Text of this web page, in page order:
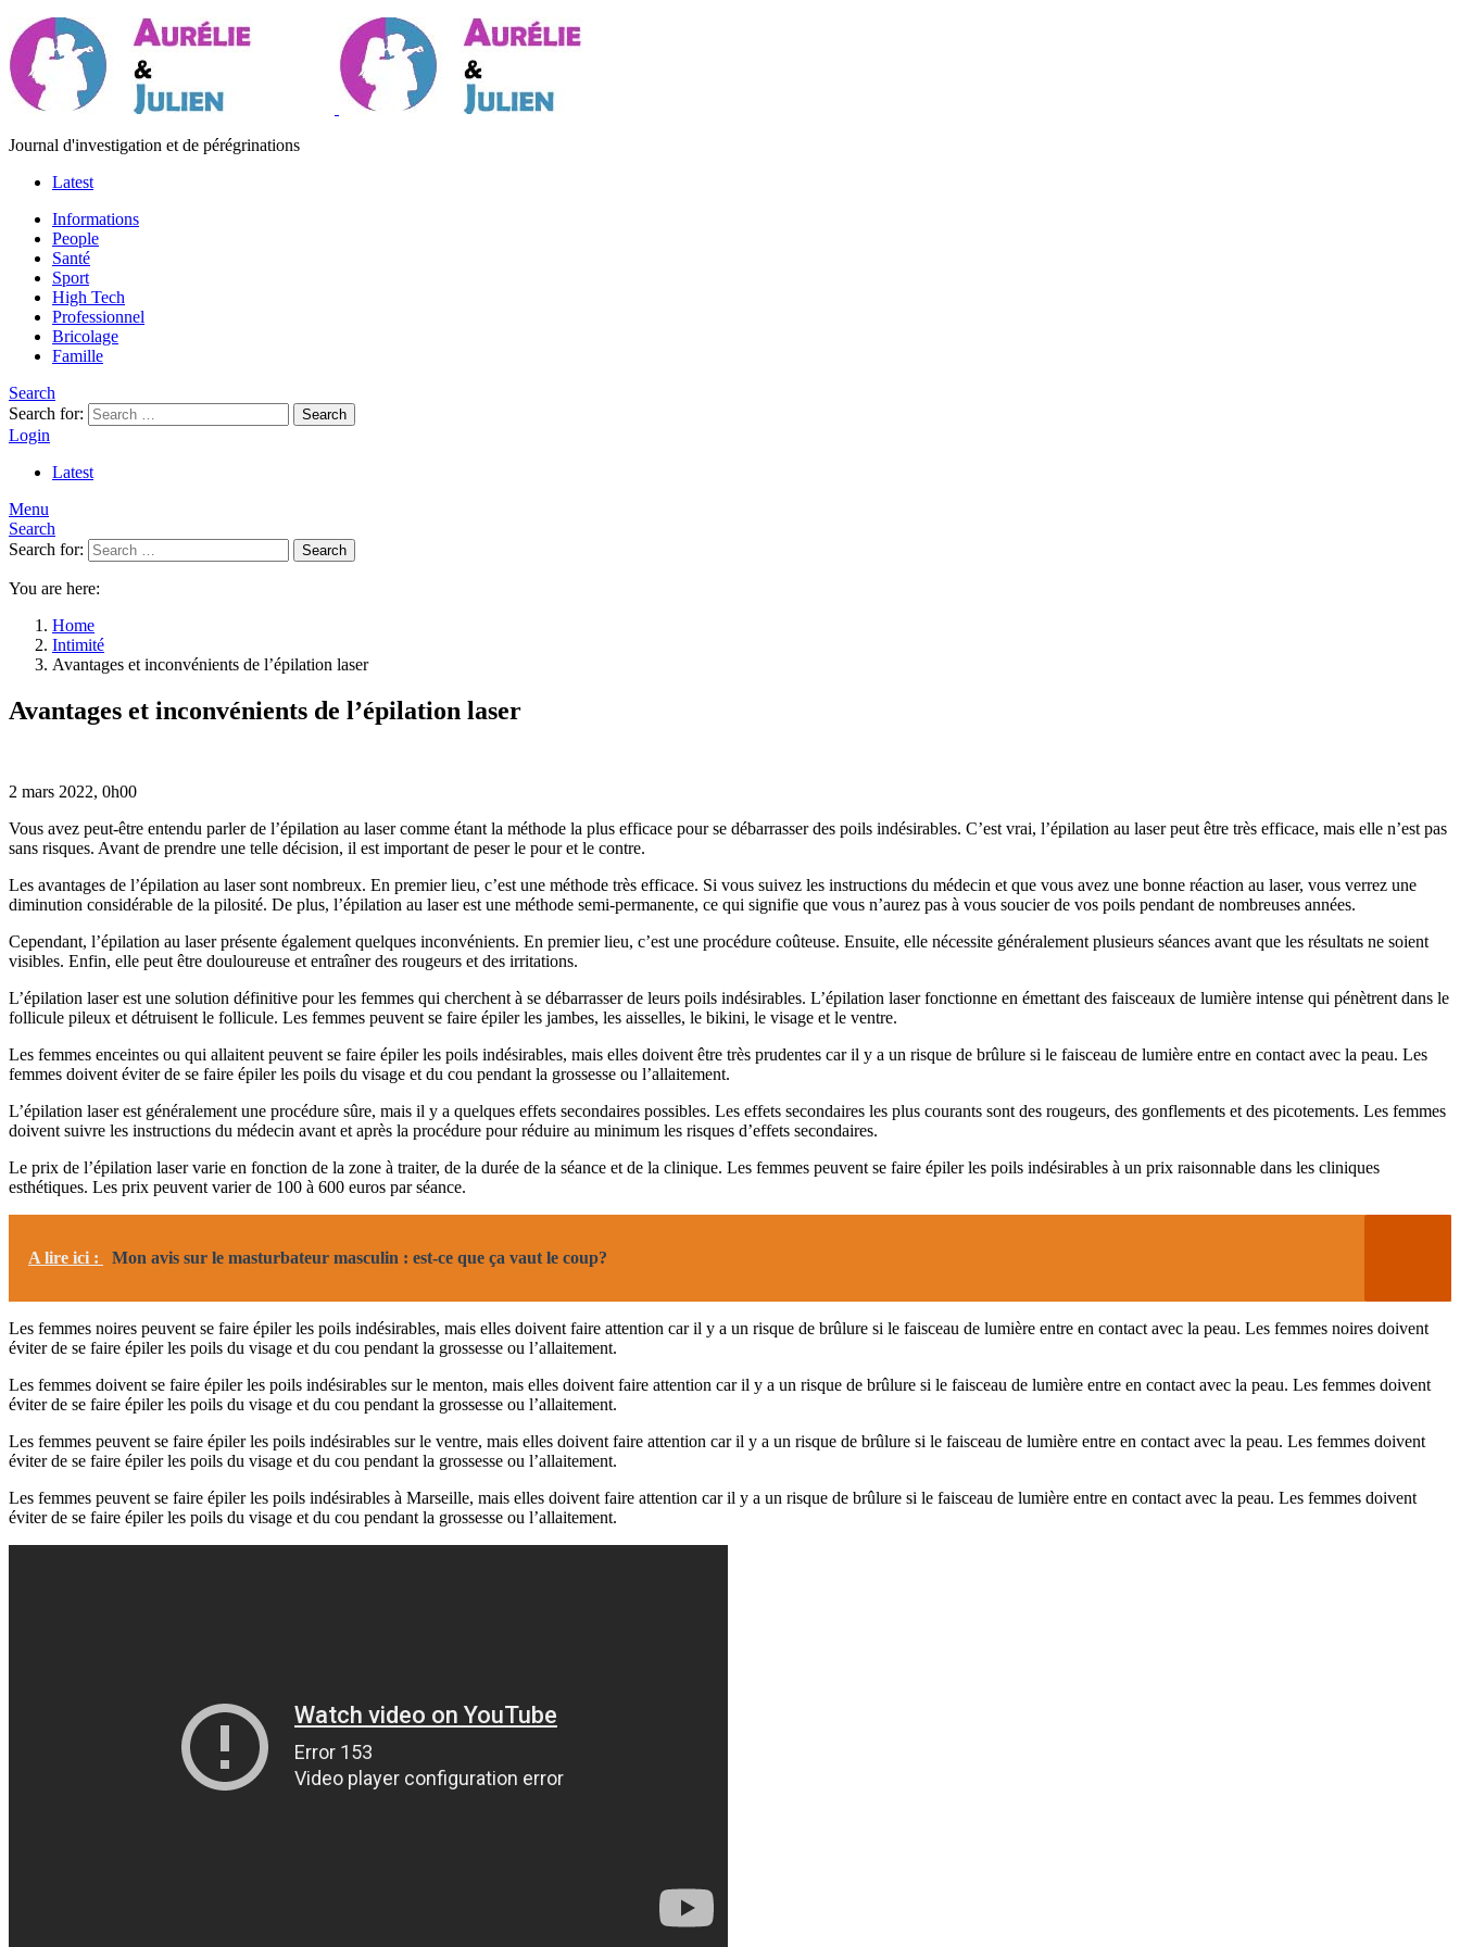
Journal d'investigation et de pérégrinations
Latest
Informations
People
Santé
Sport
High Tech
Professionnel
Bricolage
Famille
Search
Search for:
Search
Login
Latest
Menu
Search
Search for:
Search
You are here:
Home
Intimité
Avantages et inconvénients de l’épilation laser
Avantages et inconvénients de l’épilation laser
2 mars 2022, 0h00
Vous avez peut-être entendu parler de l’épilation au laser comme étant la méthode la plus efficace pour se débarrasser des poils indésirables. C’est vrai, l’épilation au laser peut être très efficace, mais elle n’est pas
sans risques. Avant de prendre une telle décision, il est important de peser le pour et le contre.
Les avantages de l’épilation au laser sont nombreux. En premier lieu, c’est une méthode très efficace. Si vous suivez les instructions du médecin et que vous avez une bonne réaction au laser, vous verrez une
diminution considérable de la pilosité. De plus, l’épilation au laser est une méthode semi-permanente, ce qui signifie que vous n’aurez pas à vous soucier de vos poils pendant de nombreuses années.
Cependant, l’épilation au laser présente également quelques inconvénients. En premier lieu, c’est une procédure coûteuse. Ensuite, elle nécessite généralement plusieurs séances avant que les résultats ne soient
visibles. Enfin, elle peut être douloureuse et entraîner des rougeurs et des irritations.
L’épilation laser est une solution définitive pour les femmes qui cherchent à se débarrasser de leurs poils indésirables. L’épilation laser fonctionne en émettant des faisceaux de lumière intense qui pénètrent dans le
follicule pileux et détruisent le follicule. Les femmes peuvent se faire épiler les jambes, les aisselles, le bikini, le visage et le ventre.
Les femmes enceintes ou qui allaitent peuvent se faire épiler les poils indésirables, mais elles doivent être très prudentes car il y a un risque de brûlure si le faisceau de lumière entre en contact avec la peau. Les
femmes doivent éviter de se faire épiler les poils du visage et du cou pendant la grossesse ou l’allaitement.
L’épilation laser est généralement une procédure sûre, mais il y a quelques effets secondaires possibles. Les effets secondaires les plus courants sont des rougeurs, des gonflements et des picotements. Les femmes
doivent suivre les instructions du médecin avant et après la procédure pour réduire au minimum les risques d’effets secondaires.
Le prix de l’épilation laser varie en fonction de la zone à traiter, de la durée de la séance et de la clinique. Les femmes peuvent se faire épiler les poils indésirables à un prix raisonnable dans les cliniques
esthétiques. Les prix peuvent varier de 100 à 600 euros par séance.
A lire ici : Mon avis sur le masturbateur masculin : est-ce que ça vaut le coup?
Les femmes noires peuvent se faire épiler les poils indésirables, mais elles doivent faire attention car il y a un risque de brûlure si le faisceau de lumière entre en contact avec la peau. Les femmes noires doivent
éviter de se faire épiler les poils du visage et du cou pendant la grossesse ou l’allaitement.
Les femmes doivent se faire épiler les poils indésirables sur le menton, mais elles doivent faire attention car il y a un risque de brûlure si le faisceau de lumière entre en contact avec la peau. Les femmes doivent
éviter de se faire épiler les poils du visage et du cou pendant la grossesse ou l’allaitement.
Les femmes peuvent se faire épiler les poils indésirables sur le ventre, mais elles doivent faire attention car il y a un risque de brûlure si le faisceau de lumière entre en contact avec la peau. Les femmes doivent
éviter de se faire épiler les poils du visage et du cou pendant la grossesse ou l’allaitement.
Les femmes peuvent se faire épiler les poils indésirables à Marseille, mais elles doivent faire attention car il y a un risque de brûlure si le faisceau de lumière entre en contact avec la peau. Les femmes doivent
éviter de se faire épiler les poils du visage et du cou pendant la grossesse ou l’allaitement.